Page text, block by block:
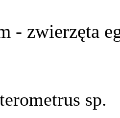
- zwierzęta
sp.